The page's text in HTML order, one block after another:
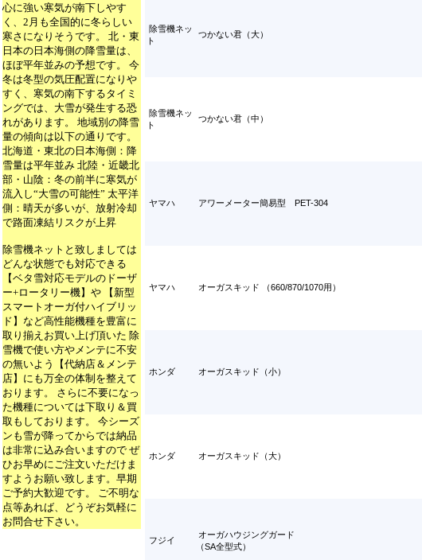
心に強い寒気が南下しやす
く、2月も全国的に冬らしい
寒さになりそうです。 北・東
日本の日本海側の降雪量は、
ほぼ平年並みの予想です。 今
冬は冬型の気圧配置になりや
すく、寒気の南下するタイミ
ングでは、大雪が発生する恐
れがあります。 地域別の降雪
量の傾向は以下の通りです。
北海道・東北の日本海側：降
雪量は平年並み 北陸・近畿北
部・山陰：冬の前半に寒気が
流入し“大雪の可能性” 太平洋
側：晴天が多いが、放射冷却
で路面凍結リスクが上昇
除雪機ネットと致しましては
どんな状態でも対応できる
【ベタ雪対応モデルのドーザ
ー+ロータリー機】や 【新型
スマートオーガ付ハイブリッ
ド】など高性能機種を豊富に
取り揃えお買い上げ頂いた 除
雪機で使い方やメンテに不安
の無いよう【代納店＆メンテ
店】にも万全の体制を整えて
おります。 さらに不要になっ
た機種については下取り＆買
取もしております。 今シーズ
ンも雪が降ってからでは納品
は非常に込み合いますので ぜ
ひお早めにご注文いただけま
すようお願い致します。早期
ご予約大歓迎です。 ご不明な
点等あれば、どうぞお気軽に
お問合せ下さい。
除雪機ネッ
ト
つかない君（大）
除雪機ネッ
ト
つかない君（中）
ヤマハ アワーメーター簡易型 PET-304
ヤマハ オーガスキッド （660/870/1070用）
ホンダ オーガスキッド（小）
ホンダ オーガスキッド（大）
フジイ
オーガハウジングガード
（SA全型式）